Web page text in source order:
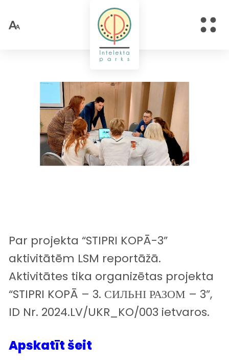
Par projekta “STIPRI KOPĀ-3”
aktivitātēm LSM reportāžā.
Aktivitātes tika organizētas projekta
“STIPRI KOPĀ – 3. СИЛЬНІ РАЗОМ – 3”,
ID Nr. 2024.LV/UKR_KO/003 ietvaros.
Apskatīt šeit